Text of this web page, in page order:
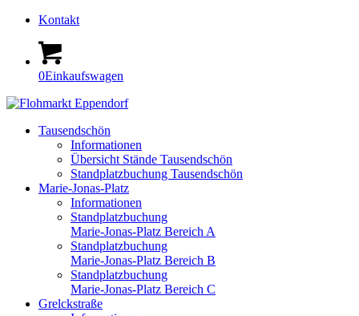
Kontakt
0Einkaufswagen
Tausendschön
Informationen
Übersicht Stände Tausendschön
Standplatzbuchung Tausendschön
Marie-Jonas-Platz
Informationen
Standplatzbuchung
Marie-Jonas-Platz Bereich A
Standplatzbuchung
Marie-Jonas-Platz Bereich B
Standplatzbuchung
Marie-Jonas-Platz Bereich C
Grelckstraße